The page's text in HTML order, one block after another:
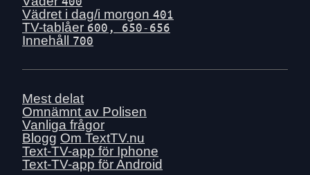
Sön 28 juni
Lör 27 juni
Fre 26 juni
Tors 25 juni
Tis 23 juni
Mån 22 juni
Sön 21 juni
Lör 20 juni
Vädret i dag/i morgon 401
TV-tablåer 600, 650-656
Innehåll 700
Mest delat
Omnämnt av Polisen
Vanliga frågor
Blogg Om TextTV.nu
Text-TV-app för Iphone
Text-TV-app för Android